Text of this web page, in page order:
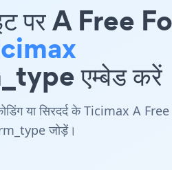
पर A Free
एम्बेड करें
या सिरदर्द के Ticimax A Free
जोड़ें।